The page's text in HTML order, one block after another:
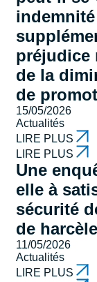
préjudice
de la
de
15/05/2026
Actualités
LIRE PLUS
LIRE PLUS
Une
elle à
sécurité
de
11/05/2026
Actualités
LIRE PLUS